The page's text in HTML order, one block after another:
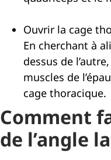
Ouvrir la cage
En cherchant à
dessus de
muscles de
cage thoracique.
Comment
de l’angle